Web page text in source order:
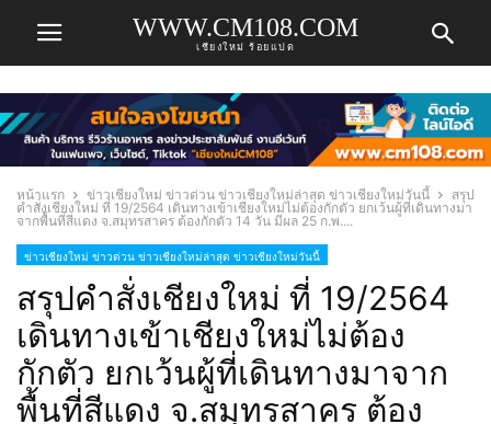
WWW.CM108.COM
เชียงใหม่ ร้อยแปด
หน้าแรก ข่าวเชียงใหม่ ข่าวด่วน ข่าวเชียงใหม่ล่าสุด ข่าวเชียงใหม่วันนี้
สรุป
คำสั่งเชียงใหม่ ที่ 19/2564 เดินทางเข้าเชียงใหม่ไม่ต้องกักตัว ยกเว้นผู้ที่เดินทางมา
จากพื้นที่สีแดง จ.สมุทรสาคร ต้องกักตัว 14 วัน มีผล 25 ก.พ....
ข่าวเชียงใหม่ ข่าวด่วน ข่าวเชียงใหม่ล่าสุด ข่าวเชียงใหม่วันนี้
สรุปคำสั่งเชียงใหม่ ที่ 19/2564
เดินทางเข้าเชียงใหม่ไม่ต้อง
กักตัว ยกเว้นผู้ที่เดินทางมาจาก
พื้นที่สีแดง จ.สมุทรสาคร ต้อง